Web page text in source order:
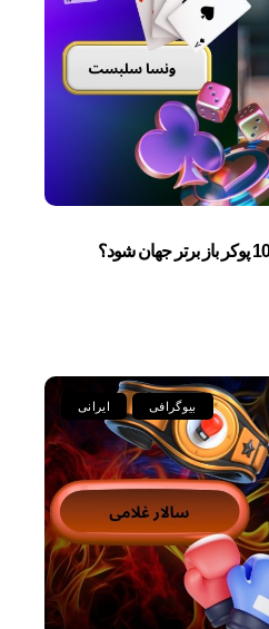
ایرانی بیوگرافی